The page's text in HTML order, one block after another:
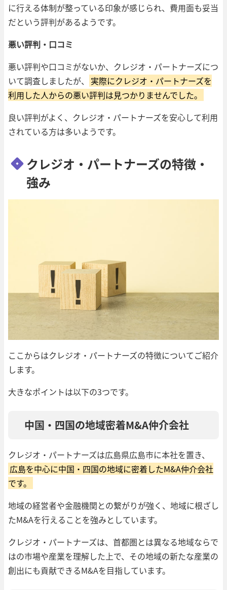
に行える体制が整っている印象が感じられ、費用面も妥当
だという評判があるようです。
悪い評判・口コミ
悪い評判や口コミがないか、クレジオ・パートナーズにつ
いて調査しましたが、
実際にクレジオ・パートナーズを
利用した人からの悪い評判は見つかりませんでした。
良い評判がよく、クレジオ・パートナーズを安心して利用
されている方は多いようです。
クレジオ・パートナーズの特徴・
強み
ここからはクレジオ・パートナーズの特徴についてご紹介
します。
大きなポイントは以下の3つです。
中国・四国の地域密着M&A仲介会社
クレジオ・パートナーズは広島県広島市に本社を置き、
広島を中心に中国・四国の地域に密着したM&A仲介会社
です。
地域の経営者や金融機関との繋がりが強く、地域に根ざし
たM&Aを行えることを強みとしています。
クレジオ・パートナーズは、首都圏とは異なる地域ならで
はの市場や産業を理解した上で、その地域の新たな産業の
創出にも貢献できるM&Aを目指しています。